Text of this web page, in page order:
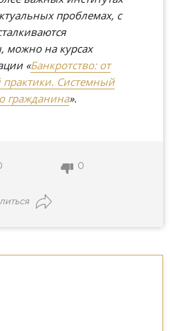
проблемах, с
можно на курсах
«Банкротство: от
Системный
гражданина».
0